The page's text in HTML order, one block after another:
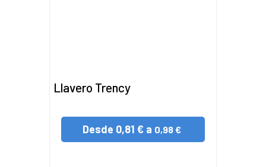
Llavero Trency
Desde 0,81 € a 0,98 €